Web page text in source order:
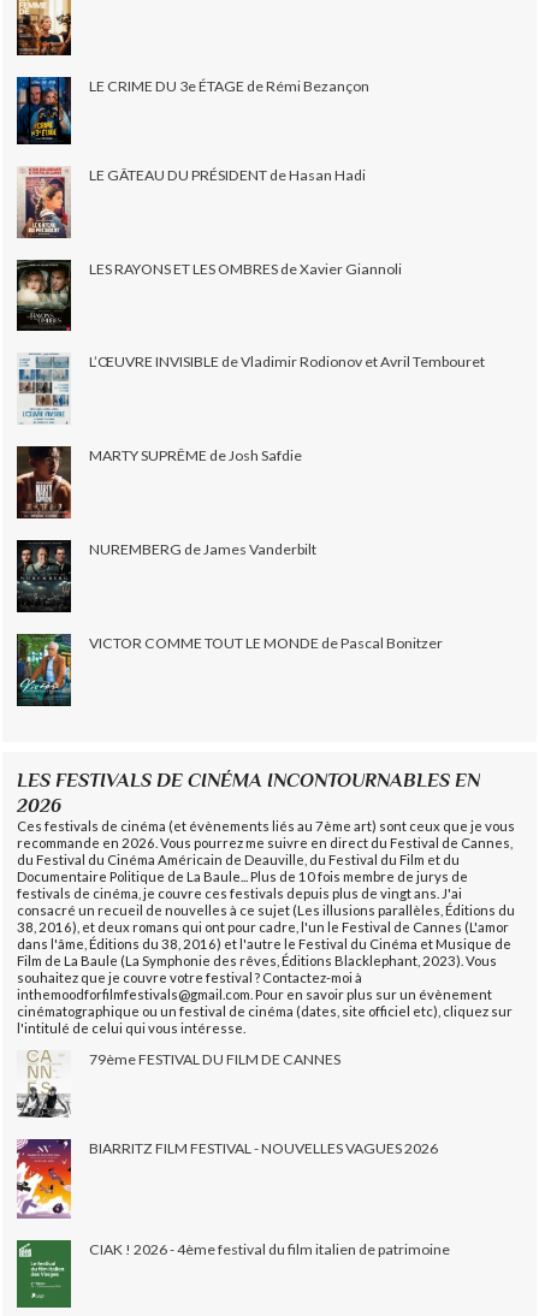
LE CRIME DU 3e ÉTAGE de Rémi Bezançon
LE GÂTEAU DU PRÉSIDENT de Hasan Hadi
LES RAYONS ET LES OMBRES de Xavier Giannoli
L’ŒUVRE INVISIBLE de Vladimir Rodionov et Avril Tembouret
MARTY SUPRÊME de Josh Safdie
NUREMBERG de James Vanderbilt
VICTOR COMME TOUT LE MONDE de Pascal Bonitzer
LES FESTIVALS DE CINÉMA INCONTOURNABLES EN
2026
Ces festivals de cinéma (et évènements liés au 7ème art) sont ceux que je vous
recommande en 2026. Vous pourrez me suivre en direct du Festival de Cannes,
du Festival du Cinéma Américain de Deauville, du Festival du Film et du
Documentaire Politique de La Baule... Plus de 10 fois membre de jurys de
festivals de cinéma, je couvre ces festivals depuis plus de vingt ans. J'ai
consacré un recueil de nouvelles à ce sujet (Les illusions parallèles, Éditions du
38, 2016), et deux romans qui ont pour cadre, l'un le Festival de Cannes (L'amor
dans l'âme, Éditions du 38, 2016) et l'autre le Festival du Cinéma et Musique de
Film de La Baule (La Symphonie des rêves, Éditions Blacklephant, 2023). Vous
souhaitez que je couvre votre festival ? Contactez-moi à
inthemoodforfilmfestivals@gmail.com. Pour en savoir plus sur un évènement
cinématographique ou un festival de cinéma (dates, site officiel etc), cliquez sur
l'intitulé de celui qui vous intéresse.
79ème FESTIVAL DU FILM DE CANNES
BIARRITZ FILM FESTIVAL - NOUVELLES VAGUES 2026
CIAK ! 2026 - 4ème festival du film italien de patrimoine